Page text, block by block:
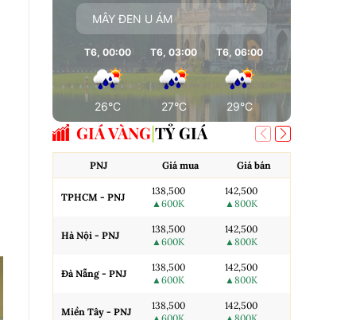
MÂY ĐEN U ÁM
T6, 00:00
26°C
T6, 03:00
27°C
T6, 06:00
29°C
GIÁ VÀNG TỶ GIÁ
PNJ Giá mua Giá bán
TPHCM - PNJ
138,500
▲600K
142,500
▲800K
Hà Nội - PNJ
138,500
▲600K
142,500
▲800K
Đà Nẵng - PNJ
138,500
▲600K
142,500
▲800K
Miền Tây - PNJ
138,500
142,500